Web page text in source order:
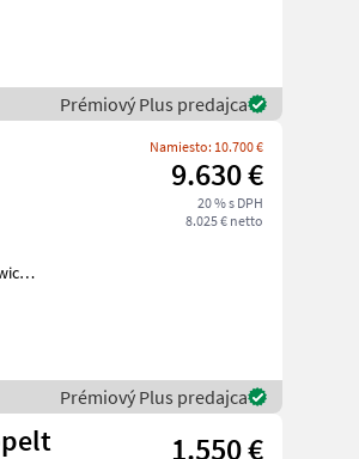
Prémiový Plus predajca
Namiesto: 10.700 €
9.630 €
20 % s DPH
8.025 € netto
Prémiový Plus predajca
1.550 €